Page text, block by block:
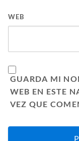
WEB
GUARDA MI
WEB EN ESTE
VEZ QUE